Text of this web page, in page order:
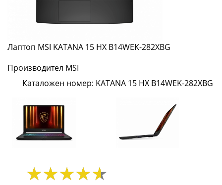
B14WEK-
282XBG
KATANA
15
HX
B14WEK-
282XBG
|
Fly.bg
Лаптоп MSI KATANA 15 HX B14WEK-282XBG
Производител MSI
Каталожен номер: KATANA 15 HX B14WEK-282XBG